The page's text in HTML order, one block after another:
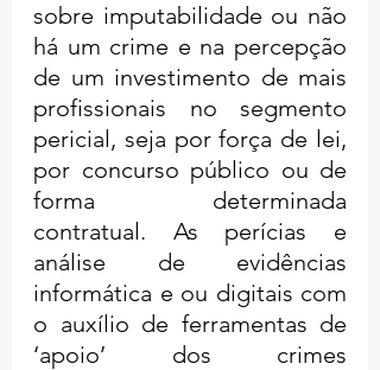
sobre imputabilidade ou não
há um crime e na percepção
de um investimento de mais
profissionais no segmento
pericial, seja por força de lei,
por concurso público ou de
forma determinada
contratual. As perícias e
análise de evidências
informática e ou digitais com
o auxílio de ferramentas de
‘apoio’ dos crimes